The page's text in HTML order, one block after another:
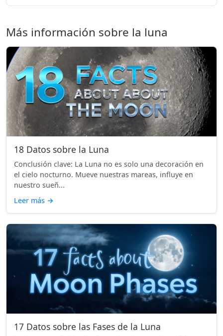
Más información sobre la luna
18 Datos sobre la Luna
Conclusión clave: La Luna no es solo una decoración en
el cielo nocturno. Mueve nuestras mareas, influye en
nuestro sueñ...
Leer más →
17 Datos sobre las Fases de la Luna